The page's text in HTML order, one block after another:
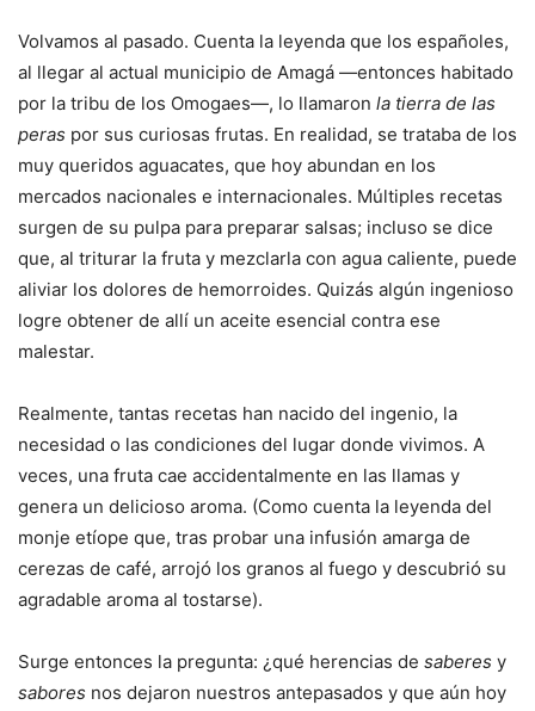
Volvamos al pasado. Cuenta la leyenda que los españoles,
al llegar al actual municipio de Amagá —entonces habitado
por la tribu de los Omogaes—, lo llamaron la tierra de las
peras por sus curiosas frutas. En realidad, se trataba de los
muy queridos aguacates, que hoy abundan en los
mercados nacionales e internacionales. Múltiples recetas
surgen de su pulpa para preparar salsas; incluso se dice
que, al triturar la fruta y mezclarla con agua caliente, puede
aliviar los dolores de hemorroides. Quizás algún ingenioso
logre obtener de allí un aceite esencial contra ese
malestar.
Realmente, tantas recetas han nacido del ingenio, la
necesidad o las condiciones del lugar donde vivimos. A
veces, una fruta cae accidentalmente en las llamas y
genera un delicioso aroma. (Como cuenta la leyenda del
monje etíope que, tras probar una infusión amarga de
cerezas de café, arrojó los granos al fuego y descubrió su
agradable aroma al tostarse).
Surge entonces la pregunta: ¿qué herencias de saberes y
sabores nos dejaron nuestros antepasados y que aún hoy